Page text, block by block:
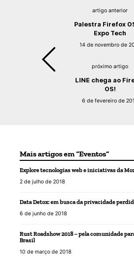
artigo anterior
Palestra Firefox
Expo Tech
14 de novembro de
próximo artigo
LINE chega ao
OS!
6 de fevereiro de
Mais artigos em “Eventos”
Explore tecnologias web e iniciativas da
2 de julho de 2018
Data Detox: em busca da privacidade
6 de junho de 2018
Rust Roadshow 2018 – pela comunidade
Brasil
10 de março de 2018